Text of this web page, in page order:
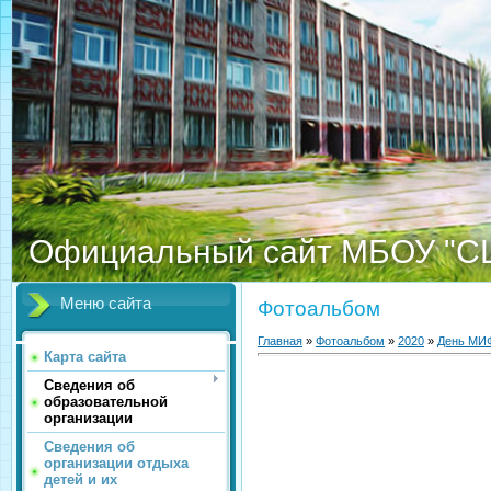
Официальный сайт МБОУ
Меню сайта
Карта сайта
Сведения об
образовательной
организации
Сведения об
организации отдыха
детей и их
Фотоальбом
Главная » Фотоальбом » 2020 » День